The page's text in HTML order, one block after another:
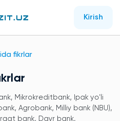
Kirish
fikrlar
Mikrokreditbank, Ipak yo'li
Agrobank, Milliy bank (NBU),
bank, Davr bank,